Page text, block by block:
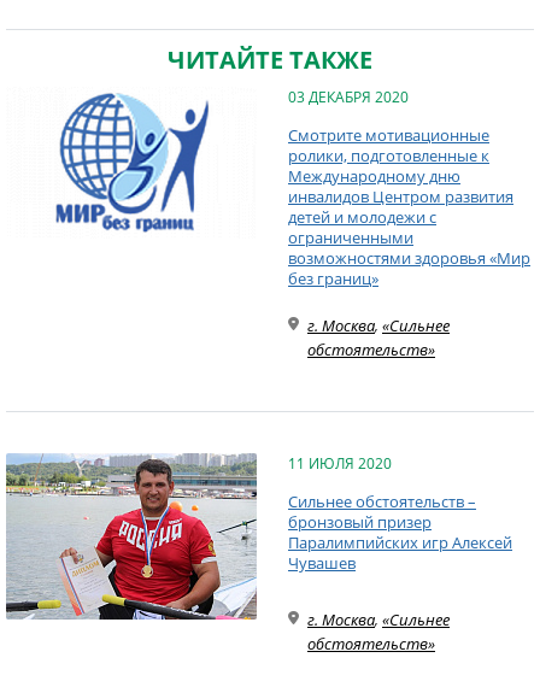
ЧИТАЙТЕ ТАКЖЕ
03 ДЕКАБРЯ 2020
Смотрите мотивационные
ролики, подготовленные к
Международному дню
инвалидов Центром развития
детей и молодежи с
ограниченными
возможностями здоровья «Мир
без границ»
г. Москва, «Сильнее
обстоятельств»
11 ИЮЛЯ 2020
Сильнее обстоятельств –
бронзовый призер
Паралимпийских игр Алексей
Чувашев
г. Москва, «Сильнее
обстоятельств»